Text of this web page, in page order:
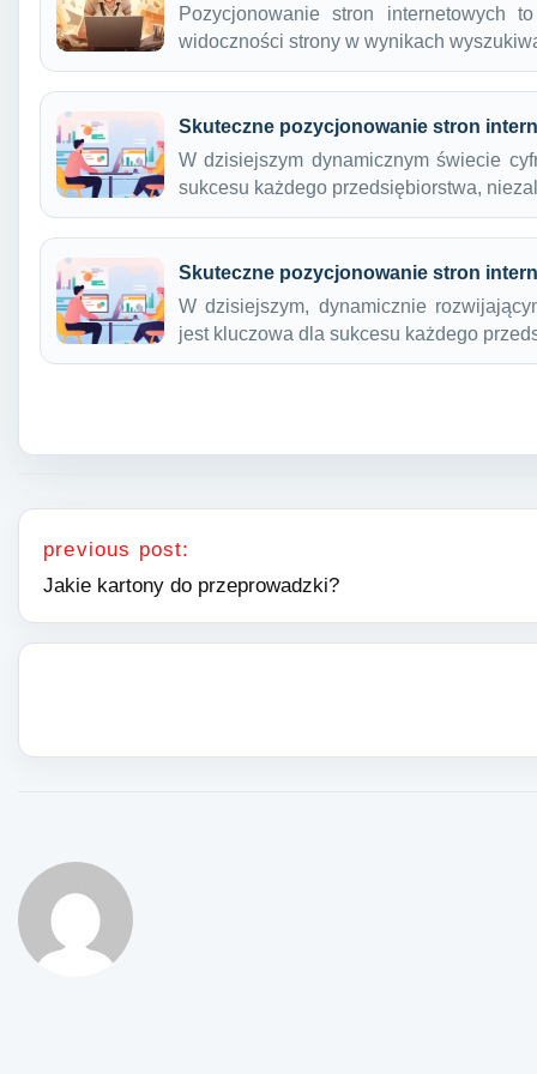
Pozycjonowanie stron internetowych
widoczności strony w wynikach
Skuteczne pozycjonowanie stron
W dzisiejszym dynamicznym świecie
sukcesu każdego przedsiębiorstwa,
Skuteczne pozycjonowanie stron
W dzisiejszym, dynamicznie
jest kluczowa dla sukcesu każdego
Nawigacja wpisu
previous post:
Jakie kartony do przeprowadzki?